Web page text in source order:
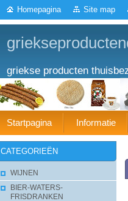
Homepagina Site map
griekse producten
Startpagina Informatie
CATEGORIEËN
WIJNEN
BIER-WATERS-
FRISDRANKEN